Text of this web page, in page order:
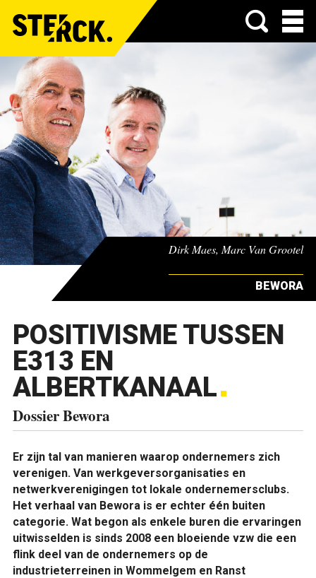
Menu
Dirk Maes, Marc Van Grootel
BEWORA
POSITIVISME TUSSEN
E313 EN
ALBERTKANAAL
Dossier Bewora
Er zijn tal van manieren waarop ondernemers zich
verenigen. Van werkgeversorganisaties en
netwerkverenigingen tot lokale ondernemersclubs.
Het verhaal van Bewora is er echter één buiten
categorie. Wat begon als enkele buren die ervaringen
uitwisselden is sinds 2008 een bloeiende vzw die een
flink deel van de ondernemers op de
industrieterreinen in Wommelgem en Ranst